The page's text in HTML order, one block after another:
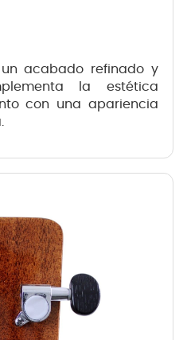
acabado refinado y
la estética
con una apariencia